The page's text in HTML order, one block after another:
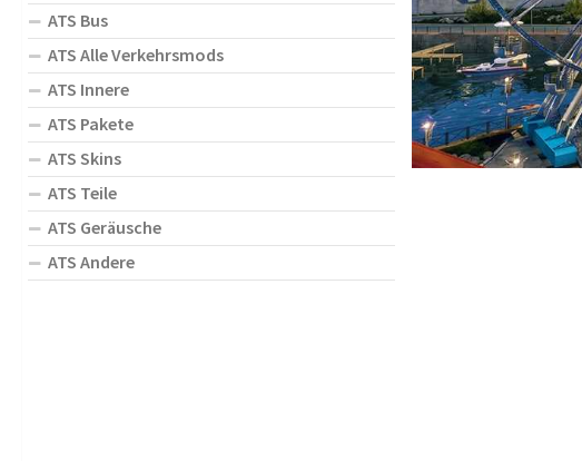
ATS Bus
ATS Alle Verkehrsmods
ATS Innere
ATS Pakete
ATS Skins
ATS Teile
ATS Geräusche
ATS Andere